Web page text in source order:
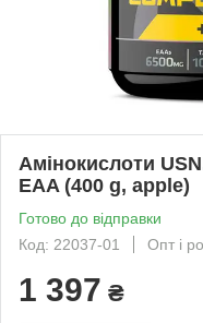
Амінокислоти
EAA (400 g, apple)
Готово до відправки
Код: 22037-01
Опт і
1 397 ₴